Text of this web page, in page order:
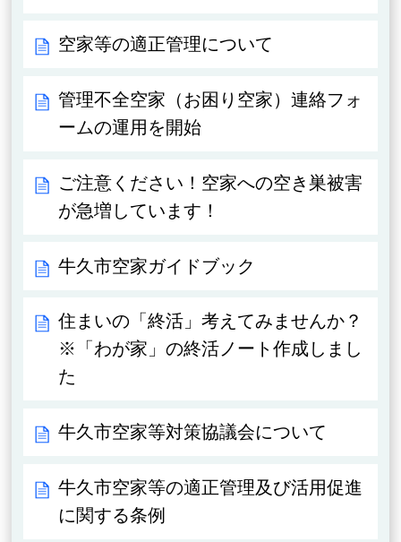
空家等の適正管理について
管理不全空家（お困り空家）連絡フォ
ームの運用を開始
ご注意ください！空家への空き巣被害
が急増しています！
牛久市空家ガイドブック
住まいの「終活」考えてみませんか？
※「わが家」の終活ノート作成しまし
た
牛久市空家等対策協議会について
牛久市空家等の適正管理及び活用促進
に関する条例